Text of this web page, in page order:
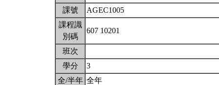
課號
AGEC1005
課程識
別碼
607 10201
班次
學分
3
全/半年 全年